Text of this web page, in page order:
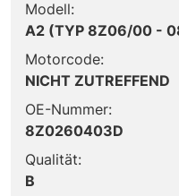
Modell:
A2 (TYP 8Z06/00 -
Motorcode:
NICHT ZUTREFFEND
OE-Nummer:
8Z0260403D
Qualität:
B